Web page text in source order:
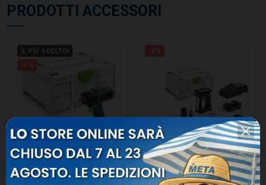
PRODOTTI ACCESSORI
IL PIÙ SCELTO!
FESTOOL TRAPANO
AVVITATORE A BATTERIA T
18+3-BASIC 576448
Festool
FESTOOL TRAPANO
AVVITATORE A BATTERIA C
18 HPC 4,0 I-PLUS 576435
Festool